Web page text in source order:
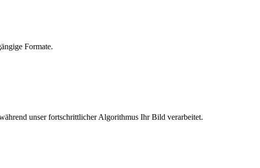
Formate.
unser fortschrittlicher Algorithmus Ihr Bild verarbeitet.